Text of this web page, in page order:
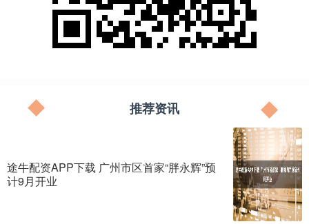
推荐资讯
途牛配资APP下载 广州市区首家“胖永辉”预
计9月开业